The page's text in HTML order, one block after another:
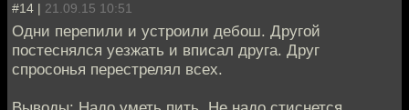
#14 | 21.09.15 10:51
Одни перепили и устроили дебош. Другой
постеснялся уезжать и вписал друга. Друг
спросонья перестрелял всех.